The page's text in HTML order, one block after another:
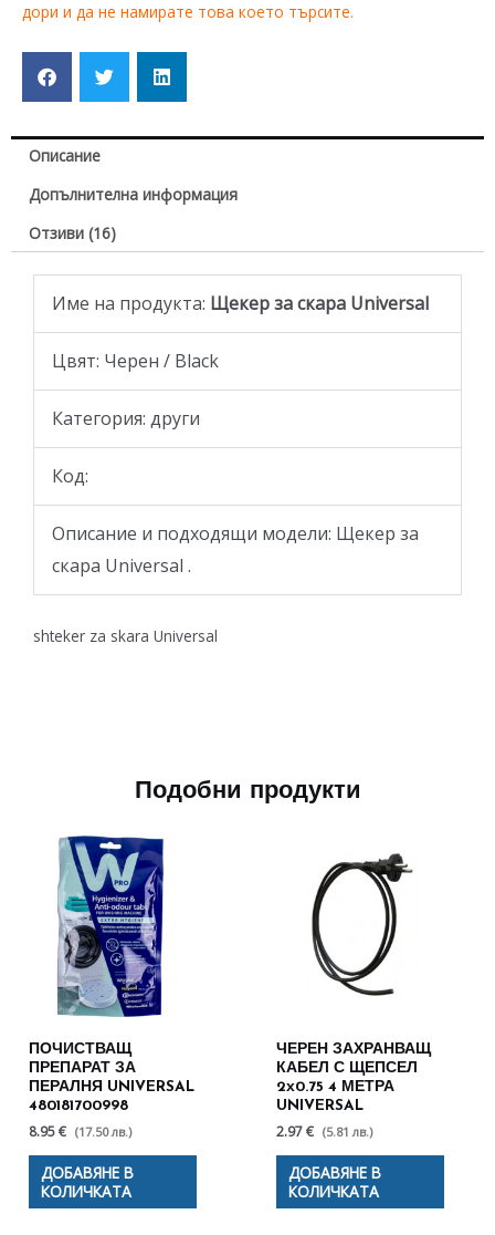
дори и да не намирате това което търсите.
Описание
Допълнителна информация
Отзиви (16)
Име на продукта: Щекер за скара Universal
Цвят: Черен / Black
Категория: други
Код:
Описание и подходящи модели: Щекер за
скара Universal .
shteker za skara Universal
Подобни продукти
ПОЧИСТВАЩ
ПРЕПАРАТ ЗА
ПЕРАЛНЯ UNIVERSAL
480181700998
8.95 € (17.50 лв.)
ДОБАВЯНЕ В
КОЛИЧКАТА
ЧЕРЕН ЗАХРАНВАЩ
КАБЕЛ С ЩЕПСЕЛ
2х0.75 4 МЕТРА
UNIVERSAL
2.97 € (5.81 лв.)
ДОБАВЯНЕ В
КОЛИЧКАТА